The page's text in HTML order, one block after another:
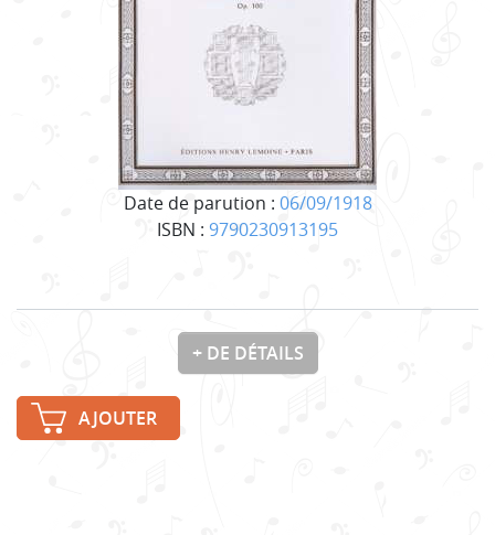
Date de parution : 06/09/1918
ISBN : 9790230913195
+ DE DÉTAILS
AJOUTER